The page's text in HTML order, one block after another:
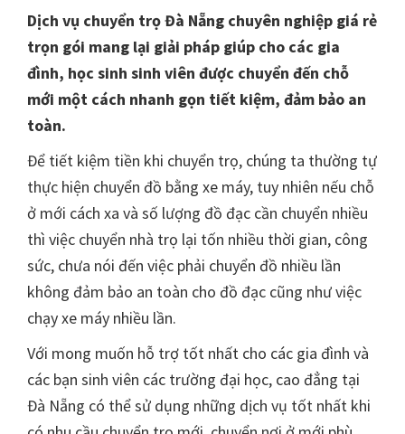
Dịch vụ chuyển trọ Đà Nẵng chuyên nghiệp giá rẻ
trọn gói mang lại giải pháp giúp cho các gia
đình, học sinh sinh viên được chuyển đến chỗ
mới một cách nhanh gọn tiết kiệm, đảm bảo an
toàn.
Để tiết kiệm tiền khi chuyển trọ, chúng ta thường tự
thực hiện chuyển đồ bằng xe máy, tuy nhiên nếu chỗ
ở mới cách xa và số lượng đồ đạc cần chuyển nhiều
thì việc chuyển nhà trọ lại tốn nhiều thời gian, công
sức, chưa nói đến việc phải chuyển đồ nhiều lần
không đảm bảo an toàn cho đồ đạc cũng như việc
chạy xe máy nhiều lần.
Với mong muốn hỗ trợ tốt nhất cho các gia đình và
các bạn sinh viên các trường đại học, cao đẳng tại
Đà Nẵng có thể sử dụng những dịch vụ tốt nhất khi